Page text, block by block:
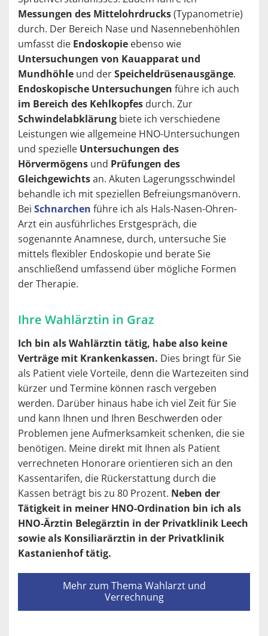
Messungen des Mittelohrdrucks(Typanometrie)
durch. Der Bereich Nase und Nasennebenhöhlen
umfasst die Endoskopie ebenso wie
Untersuchungen von Kauapparat und
Mundhöhle und derSpeicheldrüsenausgänge.
Endoskopische Untersuchungen führe ich auch
im Bereich des Kehlkopfes durch. Zur
Schwindelabklärung biete ich verschiedene
Leistungen wie allgemeine HNO-Untersuchungen
und spezielle Untersuchungen des
Hörvermögens und Prüfungen des
Gleichgewichtsan. Akuten Lagerungsschwindel
behandle ich mit speziellen Befreiungsmanövern.
Bei Schnarchen führe ich als Hals-Nasen-Ohren-
Arzt ein ausführliches Erstgespräch, die
sogenannte Anamnese, durch, untersuche Sie
mittels flexibler Endoskopie und berate Sie
anschließend umfassend über mögliche Formen
der Therapie.
Ihre Wahlärztin in Graz
Ich bin als Wahlärztin tätig, habe also keine
Verträge mit Krankenkassen. Dies bringt für Sie
als Patient viele Vorteile, denn die Wartezeiten sind
kürzer und Termine können rasch vergeben
werden. Darüber hinaus habe ich viel Zeit für Sie
und kann Ihnen und Ihren Beschwerden oder
Problemen jene Aufmerksamkeit schenken, die sie
benötigen. Meine direkt mit Ihnen als Patient
verrechneten Honorare orientieren sich an den
Kassentarifen, die Rückerstattung durch die
Kassen beträgt bis zu 80 Prozent. Neben der
Tätigkeit in meiner HNO-Ordination bin ich als
HNO-Ärztin Belegärztin in der Privatklinik Leech
sowie als Konsiliarärztin in der Privatklinik
Kastanienhof tätig.
Mehr zum Thema Wahlarzt und
Verrechnung